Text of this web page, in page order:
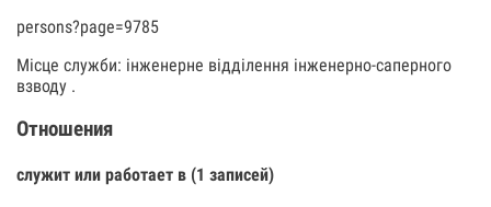
persons?page=9785
Місце служби: інженерне відділення інженерно-саперного
взводу .
Отношения
служит или работает в (1 записей)